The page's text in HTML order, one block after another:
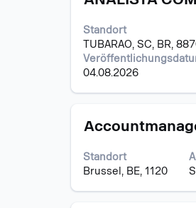
Standort
TUBARAO, SC, BR,
04.08.2026
die
Leertaste,
um
die
vollständig
Stellenbezeichnung
Standort
Brussel, BE, 1120
Drücken
die
Leertaste,
die